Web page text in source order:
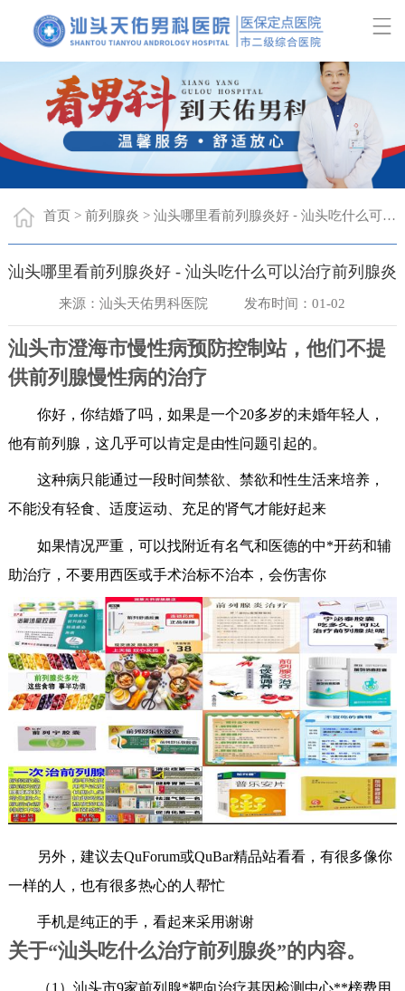
首页 > 前列腺炎 > 汕头哪里看前列腺炎好 - 汕头吃什么可以治疗前列腺炎
汕头哪里看前列腺炎好 - 汕头吃什么可以治疗前列腺炎
来源：汕头天佑男科医院 发布时间：01-02
汕头市澄海市慢性病预防控制站，他们不提
供前列腺慢性病的治疗
你好，你结婚了吗，如果是一个20多岁的未婚年轻人，
他有前列腺，这几乎可以肯定是由性问题引起的。
这种病只能通过一段时间禁欲、禁欲和性生活来培养，
不能没有轻食、适度运动、充足的肾气才能好起来
如果情况严重，可以找附近有名气和医德的中*开药和辅
助治疗，不要用西医或手术治标不治本，会伤害你
另外，建议去QuForum或QuBar精品站看看，有很多像你
一样的人，也有很多热心的人帮忙
手机是纯正的手，看起来采用谢谢
关于“汕头吃什么治疗前列腺炎”的内容。
（1）汕头市9家前列腺*靶向治疗基因检测中心**榜费用